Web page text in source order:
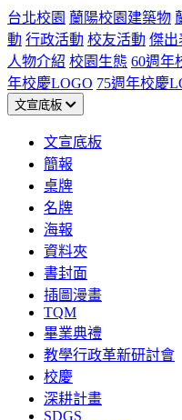
台北校園 蘭陽校園建築物
動 行政活動 校友活動 傑出
人物介紹 校園生態 60週年
年校慶LOGO 75週年校慶
文宣底板
文宣底板
簡報
桌牌
名牌
海報
資料夾
書封面
插圖漫畫
TQM
畢業典禮
教學行政革新研討會
校慶
深耕計畫
SDGS